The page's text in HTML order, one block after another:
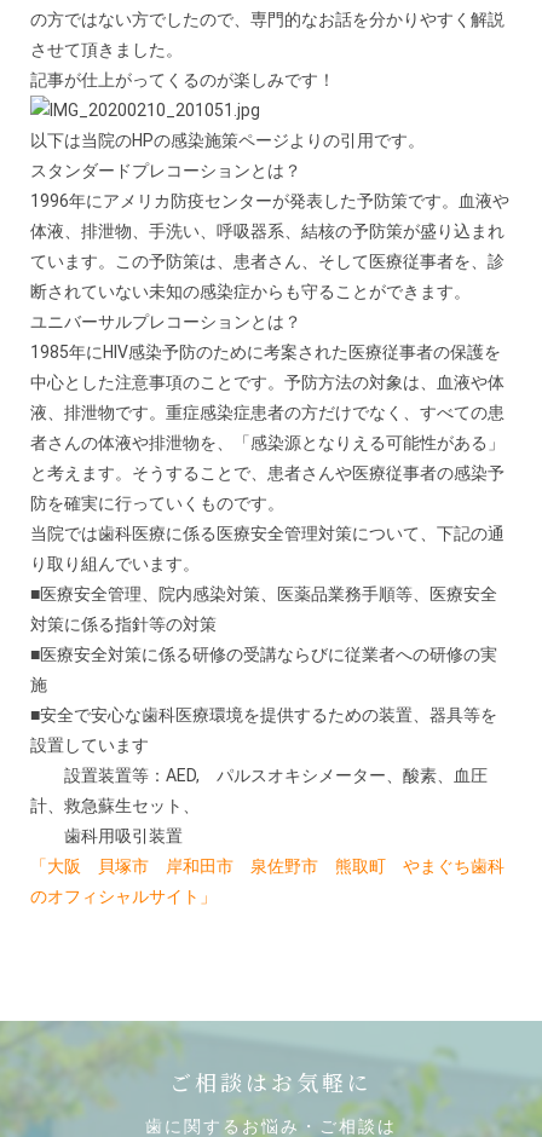
の方ではない方でしたので、専門的なお話を分かりやすく解説
させて頂きました。
記事が仕上がってくるのが楽しみです！
以下は当院のHPの感染施策ページよりの引用です。
スタンダードプレコーションとは？
1996年にアメリカ防疫センターが発表した予防策です。血液や
体液、排泄物、手洗い、呼吸器系、結核の予防策が盛り込まれ
ています。この予防策は、患者さん、そして医療従事者を、診
断されていない未知の感染症からも守ることができます。
ユニバーサルプレコーションとは？
1985年にHIV感染予防のために考案された医療従事者の保護を
中心とした注意事項のことです。予防方法の対象は、血液や体
液、排泄物です。重症感染症患者の方だけでなく、すべての患
者さんの体液や排泄物を、「感染源となりえる可能性がある」
と考えます。そうすることで、患者さんや医療従事者の感染予
防を確実に行っていくものです。
当院では歯科医療に係る医療安全管理対策について、下記の通
り取り組んでいます。
■医療安全管理、院内感染対策、医薬品業務手順等、医療安全
対策に係る指針等の対策
■医療安全対策に係る研修の受講ならびに従業者への研修の実
施
■安全で安心な歯科医療環境を提供するための装置、器具等を
設置しています
設置装置等：AED, パルスオキシメーター、酸素、血圧
計、救急蘇生セット、
歯科用吸引装置
「大阪 貝塚市 岸和田市 泉佐野市 熊取町 やまぐち歯科
のオフィシャルサイト」
ご相談はお気軽に
歯に関するお悩み・ご相談は